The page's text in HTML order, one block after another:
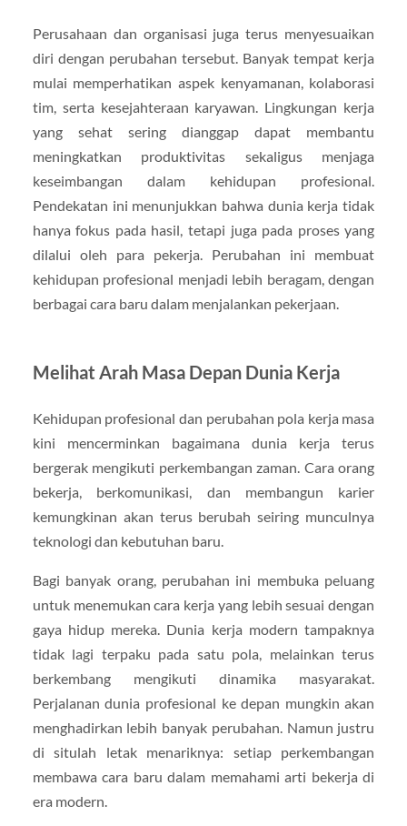
Perusahaan dan organisasi juga terus menyesuaikan
diri dengan perubahan tersebut. Banyak tempat kerja
mulai memperhatikan aspek kenyamanan, kolaborasi
tim, serta kesejahteraan karyawan. Lingkungan kerja
yang sehat sering dianggap dapat membantu
meningkatkan produktivitas sekaligus menjaga
keseimbangan dalam kehidupan profesional.
Pendekatan ini menunjukkan bahwa dunia kerja tidak
hanya fokus pada hasil, tetapi juga pada proses yang
dilalui oleh para pekerja. Perubahan ini membuat
kehidupan profesional menjadi lebih beragam, dengan
berbagai cara baru dalam menjalankan pekerjaan.
Melihat Arah Masa Depan Dunia Kerja
Kehidupan profesional dan perubahan pola kerja masa
kini mencerminkan bagaimana dunia kerja terus
bergerak mengikuti perkembangan zaman. Cara orang
bekerja, berkomunikasi, dan membangun karier
kemungkinan akan terus berubah seiring munculnya
teknologi dan kebutuhan baru.
Bagi banyak orang, perubahan ini membuka peluang
untuk menemukan cara kerja yang lebih sesuai dengan
gaya hidup mereka. Dunia kerja modern tampaknya
tidak lagi terpaku pada satu pola, melainkan terus
berkembang mengikuti dinamika masyarakat.
Perjalanan dunia profesional ke depan mungkin akan
menghadirkan lebih banyak perubahan. Namun justru
di situlah letak menariknya: setiap perkembangan
membawa cara baru dalam memahami arti bekerja di
era modern.